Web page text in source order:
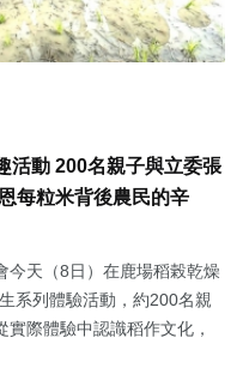
活動 200名親子與立委張
每粒米背後農民的辛
今天（8日）在鹿場稻榖乾燥
系列體驗活動，約200名親
際體驗中認識稻作文化，